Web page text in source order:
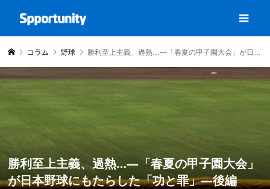
コラム 野球 勝利至上主義、過熱…―「春夏の甲子園大会」が日本野球にもたらした「功と罪」―後編
勝利至上主義、過熱…―「春夏の甲子園大会」
が日本野球にもたらした「功と罪」―後編